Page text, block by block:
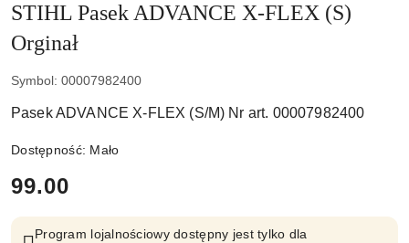
STIHL Pasek ADVANCE X-FLEX (S)
Orginał
Symbol: 00007982400
Pasek ADVANCE X-FLEX (S/M) Nr art. 00007982400
Dostępność: Mało
cena:
99.00
Program lojalnościowy dostępny jest tylko dla